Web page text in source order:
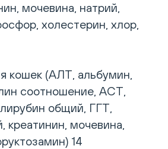
мочевина, натрий,
холестерин, хлор,
кошек (АЛТ, альбумин,
соотношение, АСТ,
общий, ГГТ,
креатинин, мочевина,
14